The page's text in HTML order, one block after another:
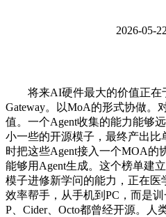
2026-05-
将来AI硬件最大的价值正在
Gateway。以MoA的形式协做。
值。一个Agent收集的能力能够
小一些的开源模子，最终产出比
时把这些Agent接入一个MOA的
能够用Agent生成。这个榜单建
模子进修新学问的能力，正在医
效率帮手，从手机到PC，而是
P、Cider、Octo都曾经开源。人